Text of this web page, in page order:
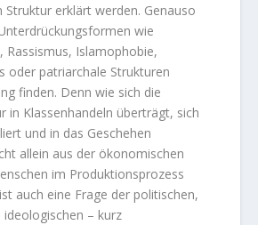
Struktur erklärt werden. Genauso
wie
Rassismus, Islamophobie,
oder patriarchale Strukturen
finden. Denn wie sich die
in Klassenhandeln überträgt, sich
und in das Geschehen
allein aus der ökonomischen
im Produktionsprozess
auch eine Frage der politischen,
ideologischen – kurz